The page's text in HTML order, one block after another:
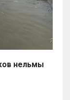
нельмы